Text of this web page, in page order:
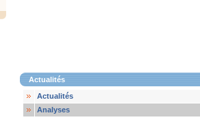
Actualités
Actualités
Analyses